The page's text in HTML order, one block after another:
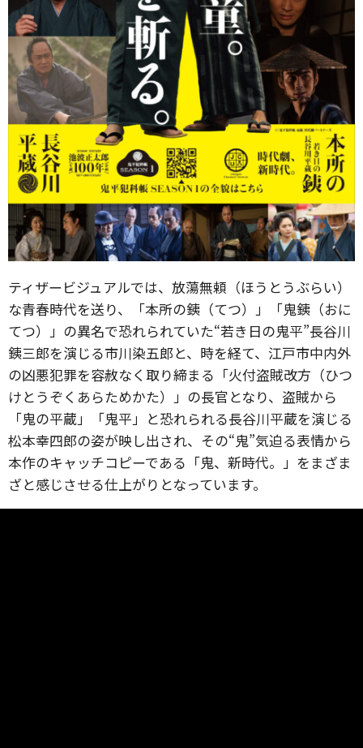
ティザービジュアルでは、放蕩無頼（ほうとうぶらい）
な青春時代を送り、「本所の銕（てつ）」「鬼銕（おに
てつ）」の異名で恐れられていた“若き日の鬼平”長谷川
銕三郎を演じる市川染五郎と、時を経て、江戸市中内外
の凶悪犯罪を容赦なく取り締まる「火付盗賊改方（ひつ
けとうぞくあらためかた）」の長官となり、盗賊から
「鬼の平蔵」「鬼平」と恐れられる長谷川平蔵を演じる
松本幸四郎の姿が映し出され、その“鬼”気迫る表情から
本作のキャッチコピーである「鬼、新時代。」をまざま
ざと感じさせる仕上がりとなっています。